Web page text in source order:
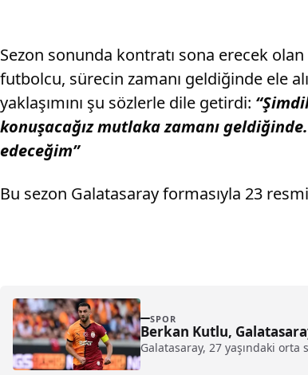
Sezon sonunda kontratı sona erecek
futbolcu, sürecin zamanı geldiğinde ele
yaklaşımını şu sözlerle dile getirdi:
konuşacağız mutlaka zamanı
edeceğim”
Bu sezon Galatasaray formasıyla 23
SPOR
Berkan Kutlu,
Galatasaray, 27 yaşındaki orta